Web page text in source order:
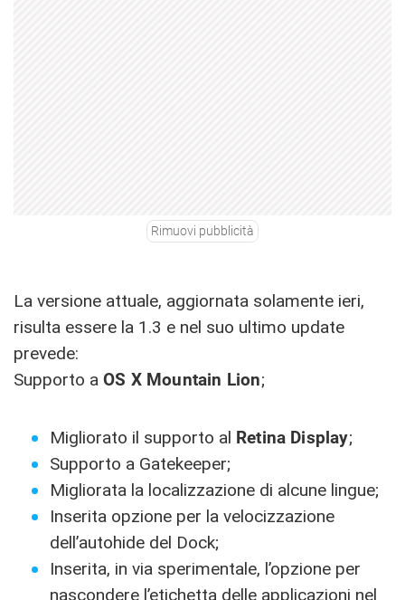
Rimuovi pubblicità
La versione attuale, aggiornata solamente ieri,
risulta essere la 1.3 e nel suo ultimo update
prevede:
Supporto a OS X Mountain Lion;
Migliorato il supporto al Retina Display;
Supporto a Gatekeeper;
Migliorata la localizzazione di alcune lingue;
Inserita opzione per la velocizzazione
dell’autohide del Dock;
Inserita, in via sperimentale, l’opzione per
nascondere l’etichetta delle applicazioni nel